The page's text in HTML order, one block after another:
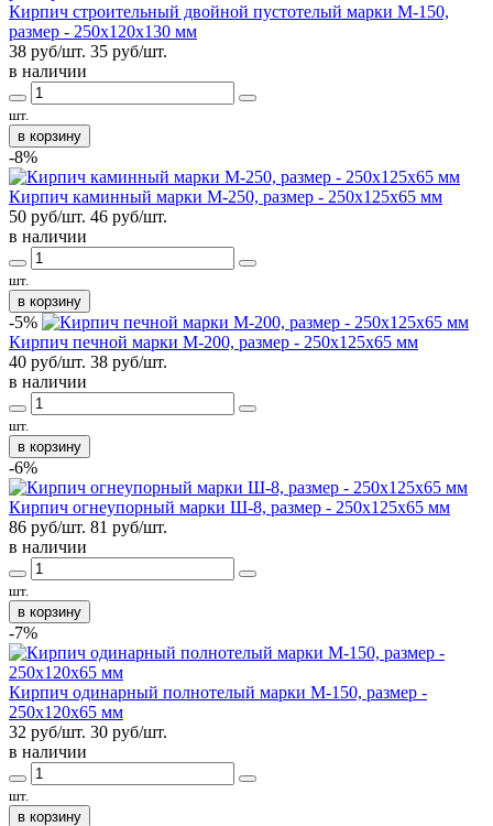
Кирпич строительный двойной пустотелый марки М-150,
размер - 250х120х130 мм
38 руб/шт. 35 руб/шт.
в наличии
шт.
в корзину
-8%
Кирпич каминный марки М-250, размер - 250x125x65 мм
50 руб/шт. 46 руб/шт.
в наличии
шт.
в корзину
-5%
Кирпич печной марки М-200, размер - 250x125x65 мм
40 руб/шт. 38 руб/шт.
в наличии
шт.
в корзину
-6%
Кирпич огнеупорный марки Ш-8, размер - 250x125x65 мм
86 руб/шт. 81 руб/шт.
в наличии
шт.
в корзину
-7%
Кирпич одинарный полнотелый марки М-150, размер -
250х120х65 мм
32 руб/шт. 30 руб/шт.
в наличии
шт.
в корзину